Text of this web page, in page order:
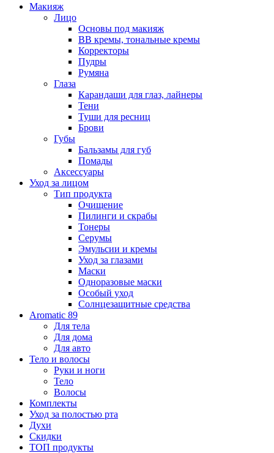
Макияж
Лицо
Основы под макияж
BB кремы, тональные кремы
Корректоры
Пудры
Румяна
Глаза
Карандаши для глаз, лайнеры
Тени
Туши для ресниц
Брови
Губы
Бальзамы для губ
Помады
Аксессуары
Уход за лицом
Тип продукта
Очищение
Пилинги и скрабы
Тонеры
Серумы
Эмульсии и кремы
Уход за глазами
Маски
Одноразовые маски
Особый уход
Солнцезащитные средства
Aromatic 89
Для тела
Для дома
Для авто
Тело и волосы
Руки и ноги
Тело
Волосы
Комплекты
Уход за полостью рта
Духи
Скидки
ТОП продукты